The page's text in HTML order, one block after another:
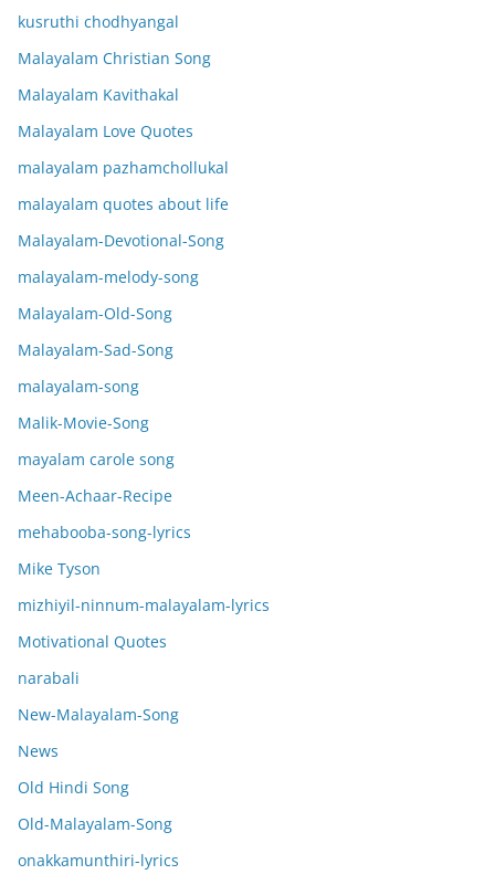
kusruthi chodhyangal
Malayalam Christian Song
Malayalam Kavithakal
Malayalam Love Quotes
malayalam pazhamchollukal
malayalam quotes about life
Malayalam-Devotional-Song
malayalam-melody-song
Malayalam-Old-Song
Malayalam-Sad-Song
malayalam-song
Malik-Movie-Song
mayalam carole song
Meen-Achaar-Recipe
mehabooba-song-lyrics
Mike Tyson
mizhiyil-ninnum-malayalam-lyrics
Motivational Quotes
narabali
New-Malayalam-Song
News
Old Hindi Song
Old-Malayalam-Song
onakkamunthiri-lyrics